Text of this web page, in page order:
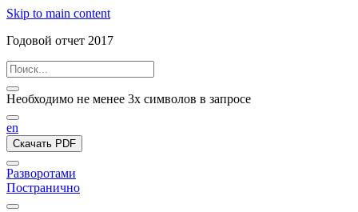
Skip to main content
Годовой отчет 2017
Необходимо не менее 3х символов в запросе
en
Скачать PDF
Разворотами
Постранично